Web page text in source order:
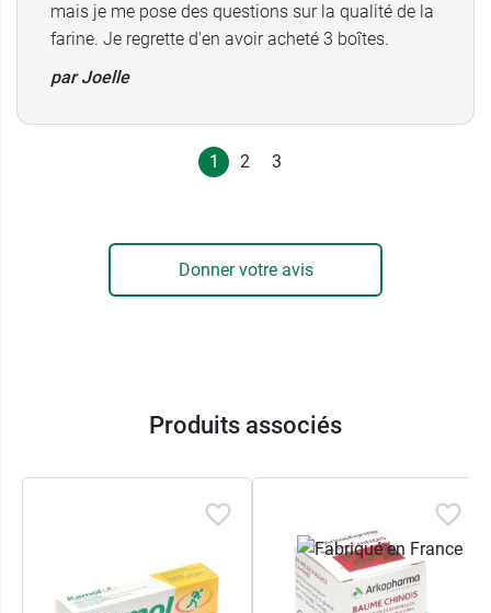
mais je me pose des questions sur la qualité de la
farine. Je regrette d'en avoir acheté 3 boîtes.
par Joelle
1 2 3
Donner votre avis
Produits associés